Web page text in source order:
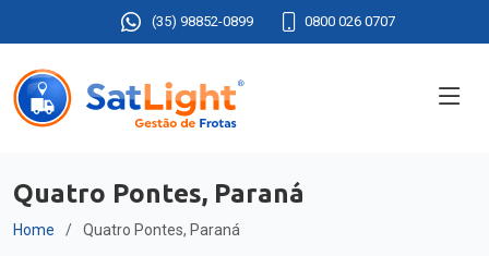
(35) 98852-0899 0800 026 0707
Quatro Pontes, Paraná
Home Quatro Pontes, Paraná